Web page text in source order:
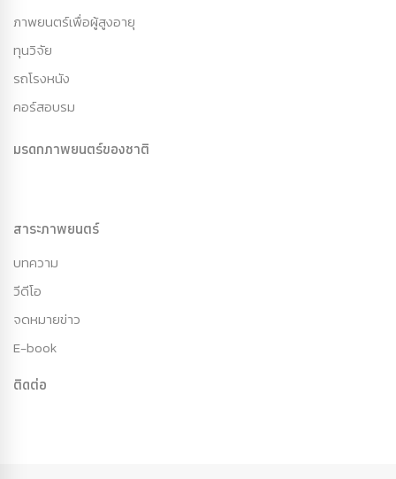
ภาพยนตร์เพื่อผู้สูงอายุ
ทุนวิจัย
รถโรงหนัง
คอร์สอบรม
มรดกภาพยนตร์ของชาติ
สาระภาพยนตร์
บทความ
วีดีโอ
จดหมายข่าว
E-book
ติดต่อ